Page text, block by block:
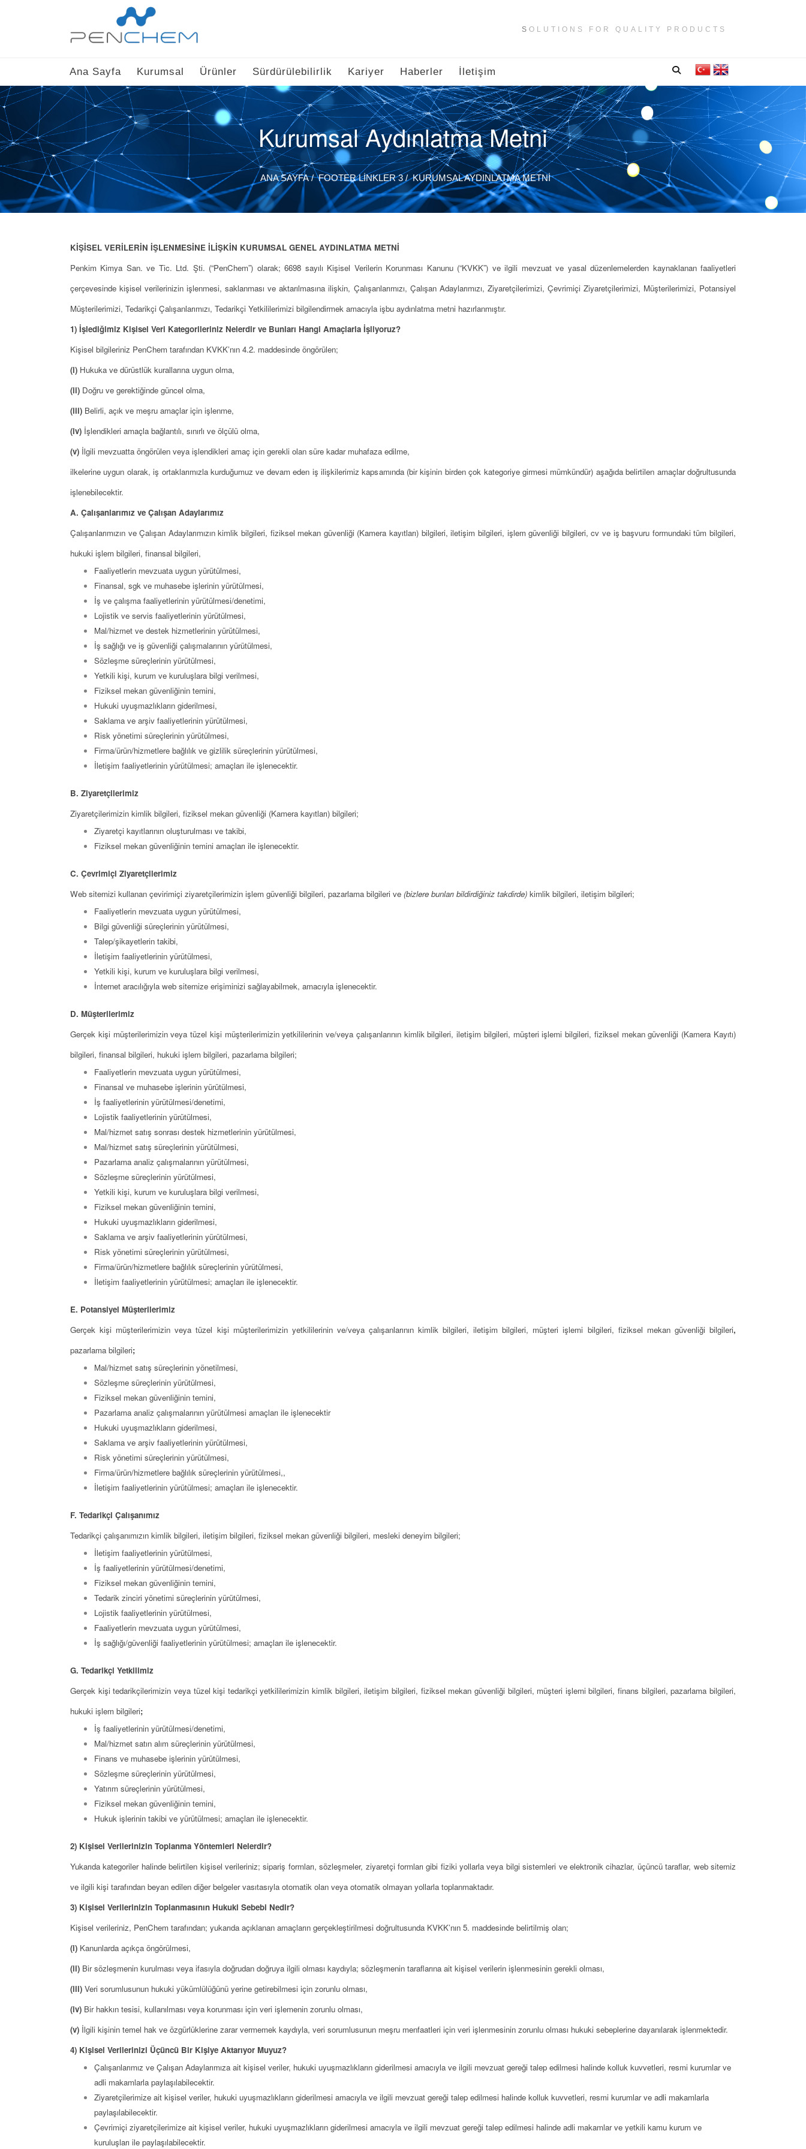
SOLUTIONS FOR QUALITY PRODUCTS
Ana Sayfa Kurumsal Ürünler Sürdürülebilirlik Kariyer Haberler İletişim
Kurumsal Aydınlatma Metni
ANA SAYFA FOOTER LINKLER 3 KURUMSAL AYDINLATMA METNI
KİŞİSEL VERİLERİN İŞLENMESİNE İLİŞKİN KURUMSAL GENEL AYDINLATMA METNİ
Penkim Kimya San. ve Tic. Ltd. Şti. (“PenChem”) olarak; 6698 sayılı Kişisel Verilerin Korunması Kanunu (“KVKK”) ve ilgili mevzuat ve yasal düzenlemelerden kaynaklanan faaliyetleri
çerçevesinde kişisel verilerinizin işlenmesi, saklanması ve aktarılmasına ilişkin, Çalışanlarımızı, Çalışan Adaylarımızı, Ziyaretçilerimizi, Çevrimiçi Ziyaretçilerimizi, Müşterilerimizi, Potansiyel
Müşterilerimizi, Tedarikçi Çalışanlarımızı, Tedarikçi Yetkililerimizi bilgilendirmek amacıyla işbu aydınlatma metni hazırlanmıştır.
1) İşlediğimiz Kişisel Veri Kategorileriniz Nelerdir ve Bunları Hangi Amaçlarla İşliyoruz?
Kişisel bilgileriniz PenChem tarafından KVKK’nın 4.2. maddesinde öngörülen;
(i) Hukuka ve dürüstlük kurallarına uygun olma,
(ii) Doğru ve gerektiğinde güncel olma,
(iii) Belirli, açık ve meşru amaçlar için işlenme,
(iv) İşlendikleri amaçla bağlantılı, sınırlı ve ölçülü olma,
(v) İlgili mevzuatta öngörülen veya işlendikleri amaç için gerekli olan süre kadar muhafaza edilme,
ilkelerine uygun olarak, iş ortaklarımızla kurduğumuz ve devam eden iş ilişkilerimiz kapsamında (bir kişinin birden çok kategoriye girmesi mümkündür) aşağıda belirtilen amaçlar doğrultusunda
işlenebilecektir.
A. Çalışanlarımız ve Çalışan Adaylarımız
Çalışanlarımızın ve Çalışan Adaylarımızın kimlik bilgileri, fiziksel mekan güvenliği (Kamera kayıtları) bilgileri, iletişim bilgileri, işlem güvenliği bilgileri, cv ve iş başvuru formundaki tüm bilgileri,
hukuki işlem bilgileri, finansal bilgileri,
Faaliyetlerin mevzuata uygun yürütülmesi,
Finansal, sgk ve muhasebe işlerinin yürütülmesi,
İş ve çalışma faaliyetlerinin yürütülmesi/denetimi,
Lojistik ve servis faaliyetlerinin yürütülmesi,
Mal/hizmet ve destek hizmetlerinin yürütülmesi,
İş sağlığı ve iş güvenliği çalışmalarının yürütülmesi,
Sözleşme süreçlerinin yürütülmesi,
Yetkili kişi, kurum ve kuruluşlara bilgi verilmesi,
Fiziksel mekan güvenliğinin temini,
Hukuki uyuşmazlıkların giderilmesi,
Saklama ve arşiv faaliyetlerinin yürütülmesi,
Risk yönetimi süreçlerinin yürütülmesi,
Firma/ürün/hizmetlere bağlılık ve gizlilik süreçlerinin yürütülmesi,
İletişim faaliyetlerinin yürütülmesi; amaçları ile işlenecektir.
B. Ziyaretçilerimiz
Ziyaretçilerimizin kimlik bilgileri, fiziksel mekan güvenliği (Kamera kayıtları) bilgileri;
Ziyaretçi kayıtlarının oluşturulması ve takibi,
Fiziksel mekan güvenliğinin temini amaçları ile işlenecektir.
C. Çevrimiçi Ziyaretçilerimiz
Web sitemizi kullanan çevirimiçi ziyaretçilerimizin işlem güvenliği bilgileri, pazarlama bilgileri ve (bizlere bunları bildirdiğiniz takdirde) kimlik bilgileri, iletişim bilgileri;
Faaliyetlerin mevzuata uygun yürütülmesi,
Bilgi güvenliği süreçlerinin yürütülmesi,
Talep/şikayetlerin takibi,
İletişim faaliyetlerinin yürütülmesi,
Yetkili kişi, kurum ve kuruluşlara bilgi verilmesi,
İnternet aracılığıyla web sitemize erişiminizi sağlayabilmek, amacıyla işlenecektir.
D. Müşterilerimiz
Gerçek kişi müşterilerimizin veya tüzel kişi müşterilerimizin yetkililerinin ve/veya çalışanlarının kimlik bilgileri, iletişim bilgileri, müşteri işlemi bilgileri, fiziksel mekan güvenliği (Kamera Kayıtı)
bilgileri, finansal bilgileri, hukuki işlem bilgileri, pazarlama bilgileri;
Faaliyetlerin mevzuata uygun yürütülmesi,
Finansal ve muhasebe işlerinin yürütülmesi,
İş faaliyetlerinin yürütülmesi/denetimi,
Lojistik faaliyetlerinin yürütülmesi,
Mal/hizmet satış sonrası destek hizmetlerinin yürütülmesi,
Mal/hizmet satış süreçlerinin yürütülmesi,
Pazarlama analiz çalışmalarının yürütülmesi,
Sözleşme süreçlerinin yürütülmesi,
Yetkili kişi, kurum ve kuruluşlara bilgi verilmesi,
Fiziksel mekan güvenliğinin temini,
Hukuki uyuşmazlıkların giderilmesi,
Saklama ve arşiv faaliyetlerinin yürütülmesi,
Risk yönetimi süreçlerinin yürütülmesi,
Firma/ürün/hizmetlere bağlılık süreçlerinin yürütülmesi,
İletişim faaliyetlerinin yürütülmesi; amaçları ile işlenecektir.
E. Potansiyel Müşterilerimiz
Gerçek kişi müşterilerimizin veya tüzel kişi müşterilerimizin yetkililerinin ve/veya çalışanlarının kimlik bilgileri, iletişim bilgileri, müşteri işlemi bilgileri, fiziksel mekan güvenliği bilgileri,
pazarlama bilgileri;
Mal/hizmet satış süreçlerinin yönetilmesi,
Sözleşme süreçlerinin yürütülmesi,
Fiziksel mekan güvenliğinin temini,
Pazarlama analiz çalışmalarının yürütülmesi amaçları ile işlenecektir
Hukuki uyuşmazlıkların giderilmesi,
Saklama ve arşiv faaliyetlerinin yürütülmesi,
Risk yönetimi süreçlerinin yürütülmesi,
Firma/ürün/hizmetlere bağlılık süreçlerinin yürütülmesi,,
İletişim faaliyetlerinin yürütülmesi; amaçları ile işlenecektir.
F. Tedarikçi Çalışanımız
Tedarikçi çalışanımızın kimlik bilgileri, iletişim bilgileri, fiziksel mekan güvenliği bilgileri, mesleki deneyim bilgileri;
İletişim faaliyetlerinin yürütülmesi,
İş faaliyetlerinin yürütülmesi/denetimi,
Fiziksel mekan güvenliğinin temini,
Tedarik zinciri yönetimi süreçlerinin yürütülmesi,
Lojistik faaliyetlerinin yürütülmesi,
Faaliyetlerin mevzuata uygun yürütülmesi,
İş sağlığı/güvenliği faaliyetlerinin yürütülmesi; amaçları ile işlenecektir.
G. Tedarikçi Yetkilimiz
Gerçek kişi tedarikçilerimizin veya tüzel kişi tedarikçi yetkililerimizin kimlik bilgileri, iletişim bilgileri, fiziksel mekan güvenliği bilgileri, müşteri işlemi bilgileri, finans bilgileri, pazarlama bilgileri,
hukuki işlem bilgileri;
İş faaliyetlerinin yürütülmesi/denetimi,
Mal/hizmet satın alım süreçlerinin yürütülmesi,
Finans ve muhasebe işlerinin yürütülmesi,
Sözleşme süreçlerinin yürütülmesi,
Yatırım süreçlerinin yürütülmesi,
Fiziksel mekan güvenliğinin temini,
Hukuk işlerinin takibi ve yürütülmesi; amaçları ile işlenecektir.
2) Kişisel Verilerinizin Toplanma Yöntemleri Nelerdir?
Yukarıda kategoriler halinde belirtilen kişisel verileriniz; sipariş formları, sözleşmeler, ziyaretçi formları gibi fiziki yollarla veya bilgi sistemleri ve elektronik cihazlar, üçüncü taraflar, web sitemiz
ve ilgili kişi tarafından beyan edilen diğer belgeler vasıtasıyla otomatik olan veya otomatik olmayan yollarla toplanmaktadır.
3) Kişisel Verilerinizin Toplanmasının Hukuki Sebebi Nedir?
Kişisel verileriniz, PenChem tarafından; yukarıda açıklanan amaçların gerçekleştirilmesi doğrultusunda KVKK’nın 5. maddesinde belirtilmiş olan;
(i) Kanunlarda açıkça öngörülmesi,
(ii) Bir sözleşmenin kurulması veya ifasıyla doğrudan doğruya ilgili olması kaydıyla; sözleşmenin taraflarına ait kişisel verilerin işlenmesinin gerekli olması,
(iii) Veri sorumlusunun hukuki yükümlülüğünü yerine getirebilmesi için zorunlu olması,
(iv) Bir hakkın tesisi, kullanılması veya korunması için veri işlemenin zorunlu olması,
(v) İlgili kişinin temel hak ve özgürlüklerine zarar vermemek kaydıyla, veri sorumlusunun meşru menfaatleri için veri işlenmesinin zorunlu olması hukuki sebeplerine dayanılarak işlenmektedir.
4) Kişisel Verilerinizi Üçüncü Bir Kişiye Aktarıyor Muyuz?
Çalışanlarımız ve Çalışan Adaylarımıza ait kişisel veriler, hukuki uyuşmazlıkların giderilmesi amacıyla ve ilgili mevzuat gereği talep edilmesi halinde kolluk kuvvetleri, resmi kurumlar ve
adli makamlarla paylaşılabilecektir.
Ziyaretçilerimize ait kişisel veriler, hukuki uyuşmazlıkların giderilmesi amacıyla ve ilgili mevzuat gereği talep edilmesi halinde kolluk kuvvetleri, resmi kurumlar ve adli makamlarla
paylaşılabilecektir.
Çevrimiçi ziyaretçilerimize ait kişisel veriler, hukuki uyuşmazlıkların giderilmesi amacıyla ve ilgili mevzuat gereği talep edilmesi halinde adli makamlar ve yetkili kamu kurum ve
kuruluşları ile paylaşılabilecektir.